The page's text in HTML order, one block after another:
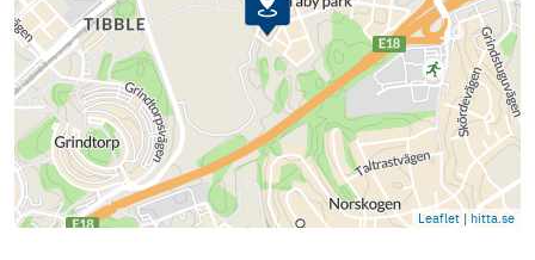
Leaflet | hitta.se